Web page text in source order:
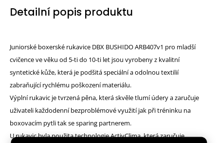
Detailní popis produktu
Juniorské boxerské rukavice DBX BUSHIDO ARB407v1 pro mladší
cvičence ve věku od 5-ti do 10-ti let jsou vyrobeny z kvalitní
syntetické kůže, která je podšitá speciální a odolnou textilií
zabraňující rychlému poškození materiálu.
Výplní rukavic je tvrzená pěna, která skvěle tlumí údery a zaručuje
uživateli každodenní bezproblémové využití jak při tréninku na
boxovacím pytli tak se sparing partnerem.
U rukavic byla použita technologie ActivClima, která zaručuje